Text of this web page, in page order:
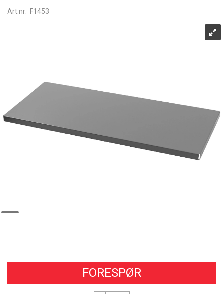
Art.nr: F1453
FORESPØR